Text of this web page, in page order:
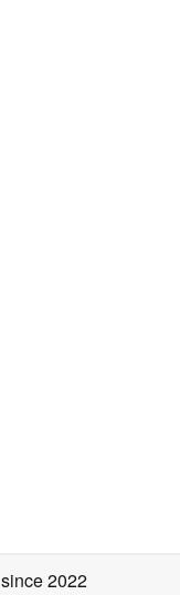
since 2022